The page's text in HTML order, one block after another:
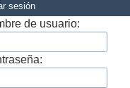
sesión
de usuario: